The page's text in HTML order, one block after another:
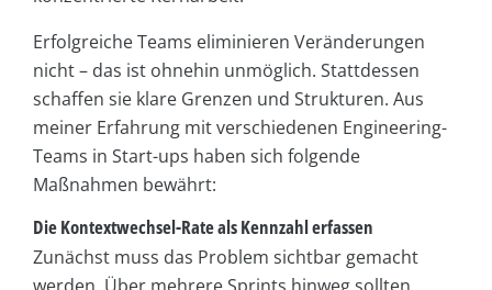
Erfolgreiche Teams eliminieren Veränderungen
nicht – das ist ohnehin unmöglich. Stattdessen
schaffen sie klare Grenzen und Strukturen. Aus
meiner Erfahrung mit verschiedenen Engineering-
Teams in Start-ups haben sich folgende
Maßnahmen bewährt:
Die Kontextwechsel-Rate als Kennzahl erfassen
Zunächst muss das Problem sichtbar gemacht